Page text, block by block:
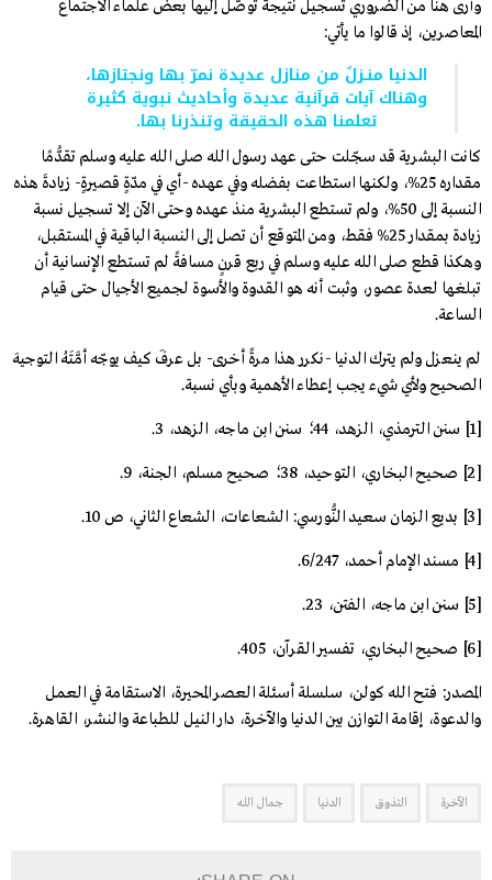
وأرى هنا من الضروري تسجيل نتيجة توصَّل إليها بعض علماء الاجتماع
المعاصرين، إذ قالوا ما يأتي:
الدنيا منـزلٌ من منازل عديدة نمرّ بها ونجتازها،
وهناك آيات قرآنية عديدة وأحاديث نبوية كثيرة
تعلمنا هذه الحقيقة وتنذرنا بها.
كانت البشرية قد سجّلت حتى عهد رسول الله صلى الله عليه وسلم تقدُّمًا
مقداره 25%، ولكنها استطاعت بفضله وفي عهده -أي في مدّةٍ قصيرةٍ- زيادةَ هذه
النسبة إلى 50%، ولم تستطع البشرية منذ عهده وحتى الآن إلا تسجيل نسبة
زيادة بمقدار 25% فقط، ومن المتوقع أن تصل إلى النسبة الباقية في المستقبل،
وهكذا قطع صلى الله عليه وسلم في ربع قرنٍ مسافةً لم تستطع الإنسانية أن
تبلغها لعدة عصور، وثبت أنه هو القدوة والأسوة لجميع الأجيال حتى قيام
الساعة.
لم ينعزل ولم يترك الدنيا -نكرر هذا مرةً أخرى- بل عرفَ كيف يوجّه أمَّتَهُ التوجيهَ
الصحيح ولأي شيء يجب إعطاء الأهمية وبأي نسبة.
[1]
سنن الترمذي، الزهد، 44؛ سنن ابن ماجه، الزهد، 3.
صحيح البخاري، التوحيد، 38؛ صحيح مسلم، الجنة، 9.
بديع الزمان سعيد النُّورسي: الشعاعات، الشعاع الثاني، ص 10.
مسند الإمام أحمد، 6/247.
سنن ابن ماجه، الفتن، 23.
صحيح البخاري، تفسير القرآن، 405.
المصدر: فتح الله كولن، سلسلة أسئلة العصر المحيرة، الاستقامة في العمل
والدعوة، إقامة التوازن بين الدنيا والآخرة، دار النيل للطباعة والنشر، القاهرة.
الآخرة التذوق الدنيا جمال الله